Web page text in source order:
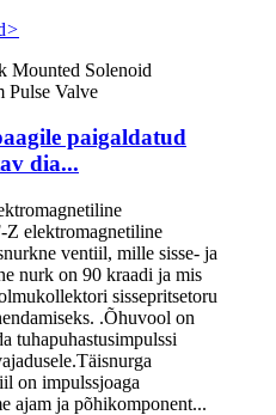
>
paigaldatud
dia...
elektromagnetiline
ventiil, mille sisse- ja
nurk on 90 kraadi ja mis
sissepritsetoru
.Õhuvool on
tuhapuhastusimpulssi
on impulssjoaga
ajam ja põhikomponent...